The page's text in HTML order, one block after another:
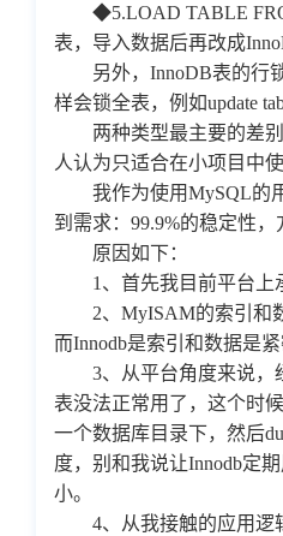
◆5.LOAD TABLE
表，导入数据后再改成
另外，InnoDB表的行锁
样会锁全表，例如update
两种类型最主要的差别
人认为只适合在小项目中使
我作为使用MySQL的用
到需求：99.9%的稳定性
原因如下：
1、首先我目前平台上承
2、MyISAM的索引和数
而Innodb是索引和数据是
3、从平台角度来说，经
表没法正常用了，这个时
一个数据库目录下，然后
度，别和我说让Innodb定
小。
4、从我接触的应用逻辑